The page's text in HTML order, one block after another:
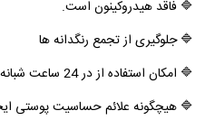
🔷 فاقد هیدروکینون است.
🔷جلوگیری از تجمع رنگدانه ها
🔷 امکان استفاده از در 24 ساعت شبانه روز وجود دارد.
🔷 هیچگونه علائم حساسیت پوستی